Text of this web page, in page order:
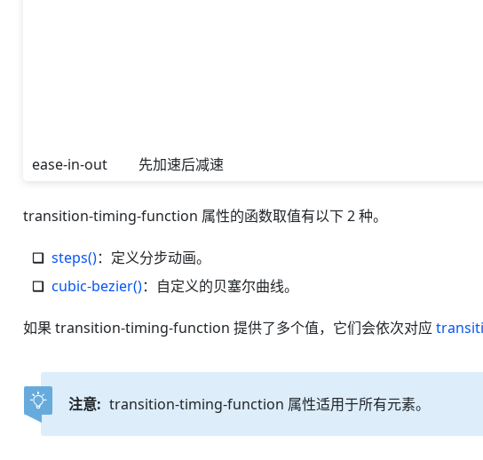
ease-in-out 先加速后减速
transition-timing-function 属性的函数取值有以下 2 种。
steps()：定义分步动画。
cubic-bezier()：自定义的贝塞尔曲线。
如果 transition-timing-function 提供了多个值，它们会依次对应
注意: transition-timing-function 属性适用于所有元素。